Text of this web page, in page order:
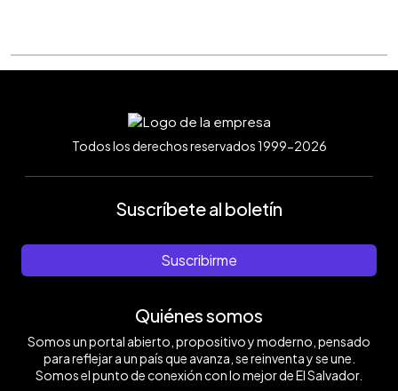
Todos los derechos reservados 1999-2026
Suscríbete al boletín
Suscribirme
Quiénes somos
Somos un portal abierto, propositivo y moderno, pensado
para reflejar a un país que avanza, se reinventa y se une.
Somos el punto de conexión con lo mejor de El Salvador.